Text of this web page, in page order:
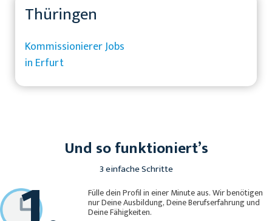
Thüringen
Kommissionierer Jobs
in Erfurt
Und so funktioniert’s
3 einfache Schritte
Fülle dein Profil in einer Minute aus. Wir benötigen
nur Deine Ausbildung, Deine Berufserfahrung und
Deine Fähigkeiten.